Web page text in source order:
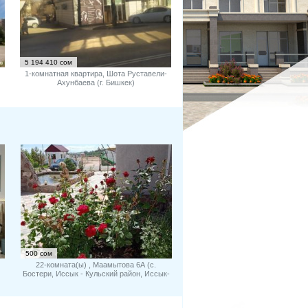
5 194 410 сом
1-комнатная квартира, Шота Руставели-
Ахунбаева (г. Бишкек)
500 сом
22-комната(ы) , Маамытова 6А (с.
Бостери, Иссык - Кульский район, Иссык-